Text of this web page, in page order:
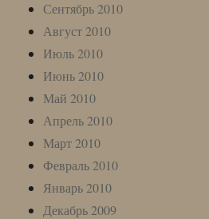
Сентябрь 2010
Август 2010
Июль 2010
Июнь 2010
Май 2010
Апрель 2010
Март 2010
Февраль 2010
Январь 2010
Декабрь 2009